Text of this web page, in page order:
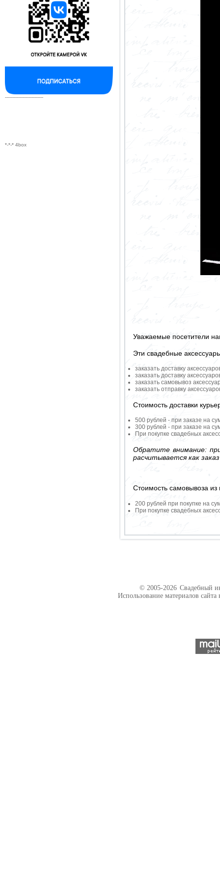
--------------------------
*-*-* 4box
Уважаемые посетители
Эти свадебные
заказать доставку
заказать доставку
заказать самовывоз
заказать отправку
Стоимость доставки
500 рублей - при заказе на
300 рублей - при заказе на
При покупке свадебных
Обратите внимание:
расчитывается как
Стоимость самовывоза из
200 рублей при покупке на
При покупке свадебных
© 2005-2026 Свадебный
Использование материалов